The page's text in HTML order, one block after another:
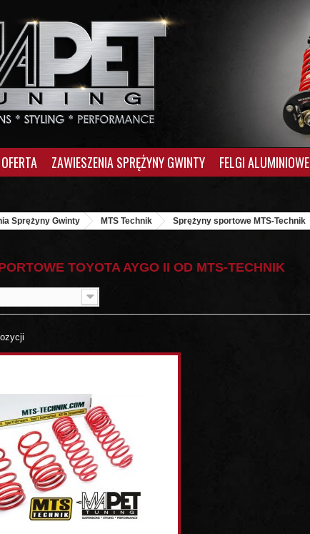
ZAWIESZENIA SPRĘŻYNY GWINTY FELGI ALUMINIOWE
Sprężyny Gwinty MTS Technik Sprężyny sportowe MTS-Technik
TOYOTA AYGO II OD MTS-TECHNIK